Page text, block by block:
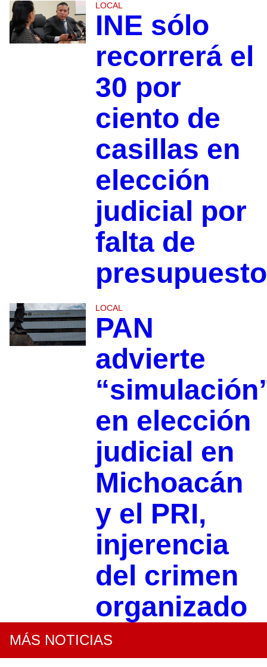
LOCAL
INE sólo
recorrerá el
30 por
ciento de
casillas en
elección
judicial por
falta de
presupuesto
LOCAL
PAN
advierte
en elección
judicial en
Michoacán
y el PRI,
injerencia
del crimen
organizado
MÁS NOTICIAS